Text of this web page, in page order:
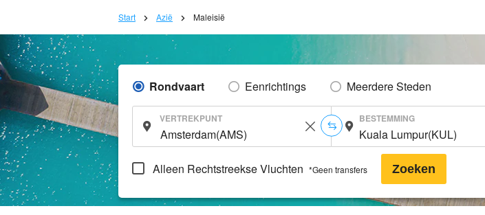
Start Azië Maleisië
Rondvaart Eenrichtings Meerdere Steden
VERTREKPUNT BESTEMMING
Alleen Rechtstreekse Vluchten *Geen transfers Zoeken